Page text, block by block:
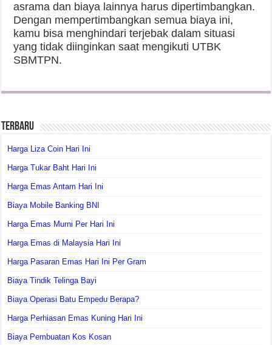
asrama dan biaya lainnya harus dipertimbangkan.
Dengan mempertimbangkan semua biaya ini,
kamu bisa menghindari terjebak dalam situasi
yang tidak diinginkan saat mengikuti UTBK
SBMTPN.
Terbaru
Harga Liza Coin Hari Ini
Harga Tukar Baht Hari Ini
Harga Emas Antam Hari Ini
Biaya Mobile Banking BNI
Harga Emas Murni Per Hari Ini
Harga Emas di Malaysia Hari Ini
Harga Pasaran Emas Hari Ini Per Gram
Biaya Tindik Telinga Bayi
Biaya Operasi Batu Empedu Berapa?
Harga Perhiasan Emas Kuning Hari Ini
Biaya Pembuatan Kos Kosan